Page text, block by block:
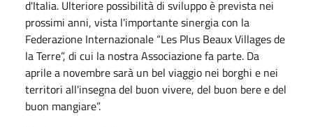
d'Italia. Ulteriore possibilità di sviluppo è prevista nei
prossimi anni, vista l'importante sinergia con la
Federazione Internazionale “Les Plus Beaux Villages de
la Terre”, di cui la nostra Associazione fa parte. Da
aprile a novembre sarà un bel viaggio nei borghi e nei
territori all'insegna del buon vivere, del buon bere e del
buon mangiare”.